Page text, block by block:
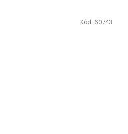
Kód: 60743